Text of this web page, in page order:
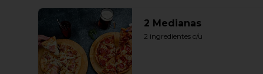
2 Medianas
2 ingredientes c/u